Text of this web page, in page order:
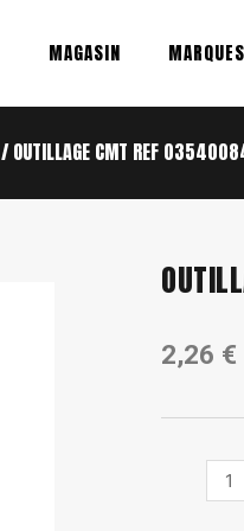
MAGASIN MARQUES
/ OUTILLAGE CMT REF
2,26 €
OUTILLAGE